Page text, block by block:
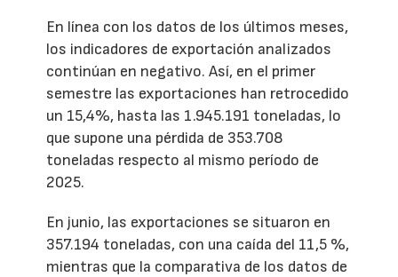
En línea con los datos de los últimos meses,
los indicadores de exportación analizados
continúan en negativo. Así, en el primer
semestre las exportaciones han retrocedido
un 15,4%, hasta las 1.945.191 toneladas, lo
que supone una pérdida de 353.708
toneladas respecto al mismo período de
2025.
En junio, las exportaciones se situaron en
357.194 toneladas, con una caída del 11,5 %,
mientras que la comparativa de los datos de